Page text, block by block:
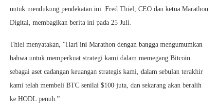
untuk mendukung pendekatan ini. Fred Thiel, CEO dan ketua Marathon
Digital, membagikan berita ini pada 25 Juli.
Thiel menyatakan, “Hari ini Marathon dengan bangga mengumumkan
bahwa untuk memperkuat strategi kami dalam memegang Bitcoin
sebagai aset cadangan keuangan strategis kami, dalam sebulan terakhir
kami telah membeli BTC senilai $100 juta, dan sekarang akan beralih
ke HODL penuh.”